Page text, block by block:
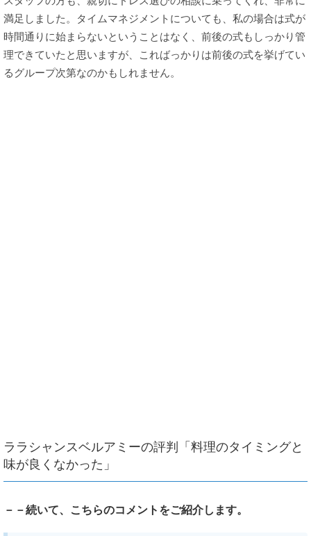
満足しました。タイムマネジメントについても、私の場合は式が
時間通りに始まらないということはなく、前後の式もしっかり管
理できていたと思いますが、こればっかりは前後の式を挙げてい
るグループ次第なのかもしれません。
ララシャンスベルアミーの評判「料理のタイミングと
味が良くなかった」
－－続いて、こちらのコメントをご紹介します。